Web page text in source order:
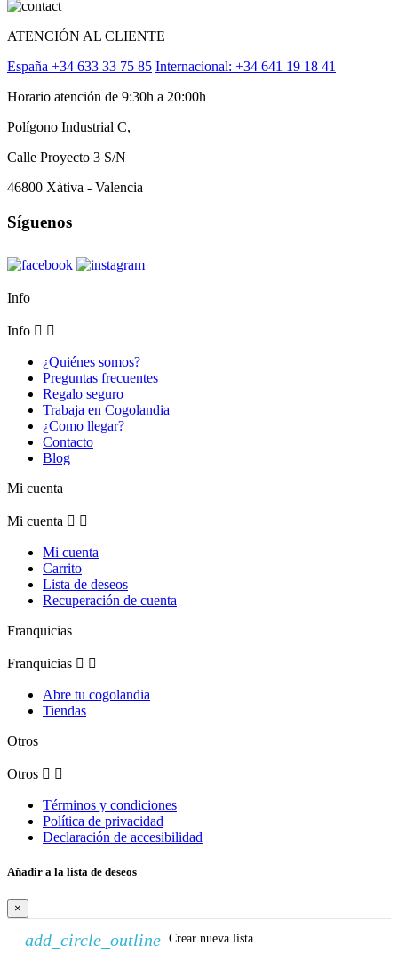
ATENCIÓN AL CLIENTE
España +34 633 33 75 85 Internacional: +34 641 19 18 41
Horario atención de 9:30h a 20:00h
Polígono Industrial C,
Calle Proyecto 3 S/N
46800 Xàtiva - Valencia
Síguenos
Info
Info  
¿Quiénes somos?
Preguntas frecuentes
Regalo seguro
Trabaja en Cogolandia
¿Como llegar?
Contacto
Blog
Mi cuenta
Mi cuenta  
Mi cuenta
Carrito
Lista de deseos
Recuperación de cuenta
Franquicias
Franquicias  
Abre tu cogolandia
Tiendas
Otros
Otros  
Términos y condiciones
Política de privacidad
Declaración de accesibilidad
Añadir a la lista de deseos
×
add_circle_outline Crear nueva lista